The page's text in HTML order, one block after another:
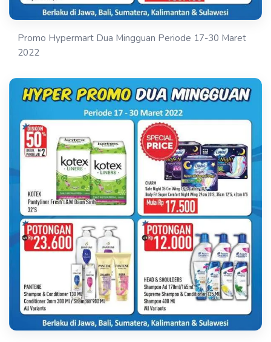
Promo Hypermart Dua Mingguan Periode 17-30 Maret
2022